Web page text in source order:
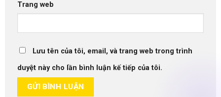
Trang web
Lưu tên của tôi, email, và trang web trong trình
duyệt này cho lần bình luận kế tiếp của tôi.